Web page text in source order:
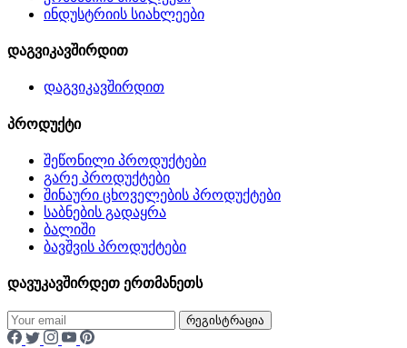
ინდუსტრიის სიახლეები
დაგვიკავშირდით
დაგვიკავშირდით
პროდუქტი
შეწონილი პროდუქტები
გარე პროდუქტები
შინაური ცხოველების პროდუქტები
საბნების გადაყრა
ბალიში
ბავშვის პროდუქტები
დავუკავშირდეთ ერთმანეთს
რეგისტრაცია